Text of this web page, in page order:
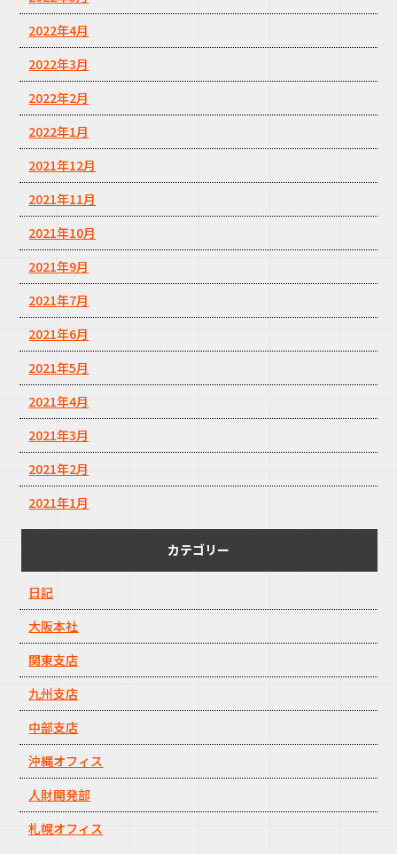
2022年4月
2022年3月
2022年2月
2022年1月
2021年12月
2021年11月
2021年10月
2021年9月
2021年7月
2021年6月
2021年5月
2021年4月
2021年3月
2021年2月
2021年1月
カテゴリー
日記
大阪本社
関東支店
九州支店
中部支店
沖縄オフィス
人財開発部
札幌オフィス